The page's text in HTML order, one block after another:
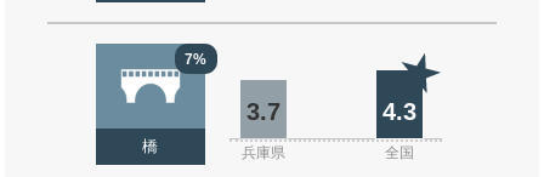
7%
橋
3.7 4.3
兵庫県 全国